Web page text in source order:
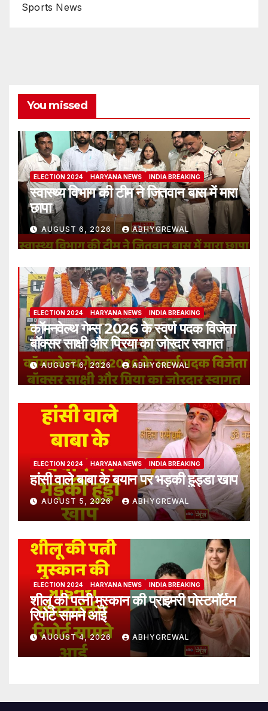
Sports News
You missed
ELECTION 2024 HARYANA NEWS INDIA BREAKING
स्वास्थ्य विभाग की टीम ने जितवान बास में मारा
छापा
AUGUST 6, 2026 ABHYGREWAL
ELECTION 2024 HARYANA NEWS INDIA BREAKING
कॉमनवेल्थ गेम्स 2026 के स्वर्ण पदक विजेता
बॉक्सर साक्षी और प्रिया का जोरदार स्वागत
AUGUST 6, 2026 ABHYGREWAL
ELECTION 2024 HARYANA NEWS INDIA BREAKING
हांसी वाले बाबा के बयान पर भड़की हुड्डा खाप
AUGUST 5, 2026 ABHYGREWAL
ELECTION 2024 HARYANA NEWS INDIA BREAKING
शीलू की पत्नी मुस्कान की प्राइमरी पोस्टमॉर्टम
रिपोर्ट सामने आई
AUGUST 4, 2026 ABHYGREWAL